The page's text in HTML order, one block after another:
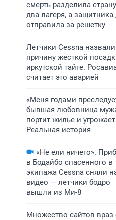
смерть разделила
два лагеря, а защитника
отправила за решетку
Летчики Cessna назвали
причину жесткой
иркутской тайге.
считает это аварией
«Меня годами
бывшая любовница
портит жилье и
Реальная история
«Не ели ничего».
в Бодайбо спасенного в
экипажа Cessna сняли
видео — летчики бодро
вышли из Ми-8
Множество сайтов враз